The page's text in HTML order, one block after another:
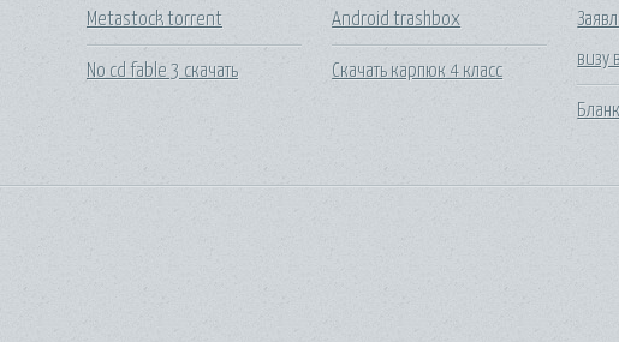
Metastock torrent
No cd fable 3 скачать
Android trashbox
Скачать карпюк 4 класс
визу